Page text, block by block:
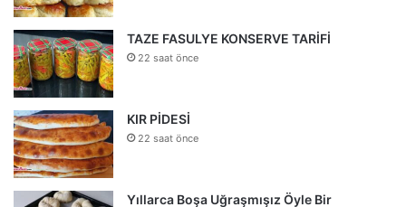
TAZE FASULYE KONSERVE TARİFİ
22 saat önce
KIR PİDESİ
22 saat önce
Yıllarca Boşa Uğraşmışız Öyle Bir